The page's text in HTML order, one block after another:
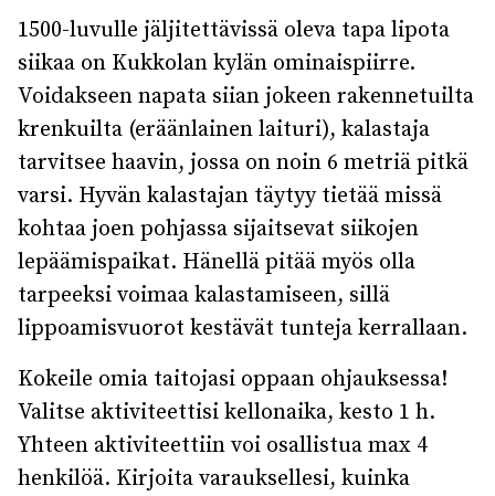
1500-luvulle jäljitettävissä oleva tapa lipota
siikaa on Kukkolan kylän ominaispiirre.
Voidakseen napata siian jokeen rakennetuilta
krenkuilta (eräänlainen laituri), kalastaja
tarvitsee haavin, jossa on noin 6 metriä pitkä
varsi. Hyvän kalastajan täytyy tietää missä
kohtaa joen pohjassa sijaitsevat siikojen
lepäämispaikat. Hänellä pitää myös olla
tarpeeksi voimaa kalastamiseen, sillä
lippoamisvuorot kestävät tunteja kerrallaan.
Kokeile omia taitojasi oppaan ohjauksessa!
Valitse aktiviteettisi kellonaika, kesto 1 h.
Yhteen aktiviteettiin voi osallistua max 4
henkilöä. Kirjoita varauksellesi, kuinka